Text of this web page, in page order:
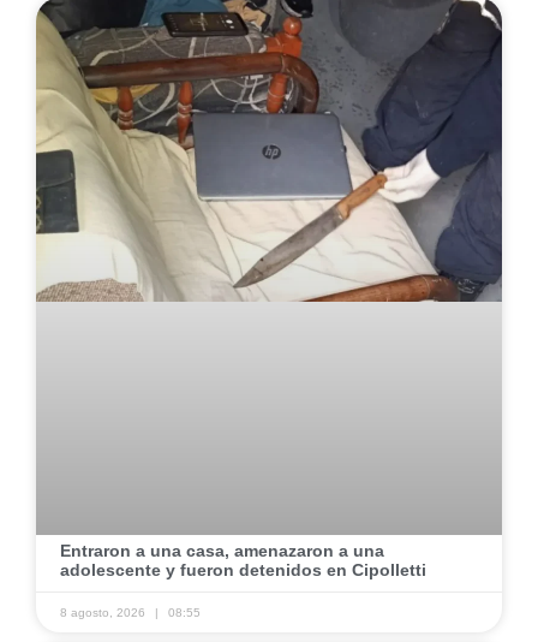
​Entraron a una casa, amenazaron a una
adolescente y fueron detenidos en Cipolletti
8 agosto, 2026 08:55